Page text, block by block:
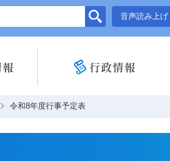
このページの本文へ移動
音声読み上
行政情報
令和8年度行事予定表